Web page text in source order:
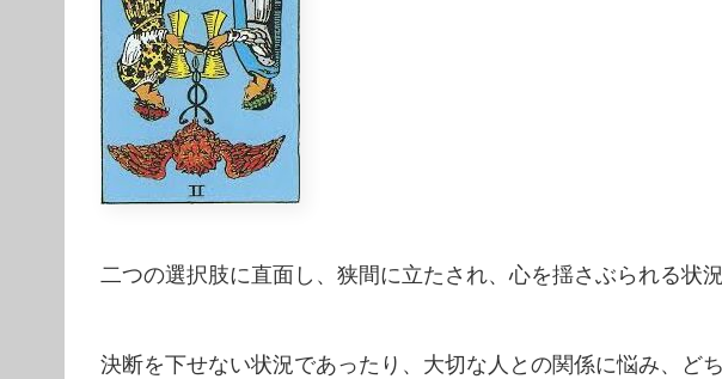
二つの選択肢に直面し、狭間に立たされ、心を揺さぶられる状況
決断を下せない状況であったり、大切な人との関係に悩み、ど